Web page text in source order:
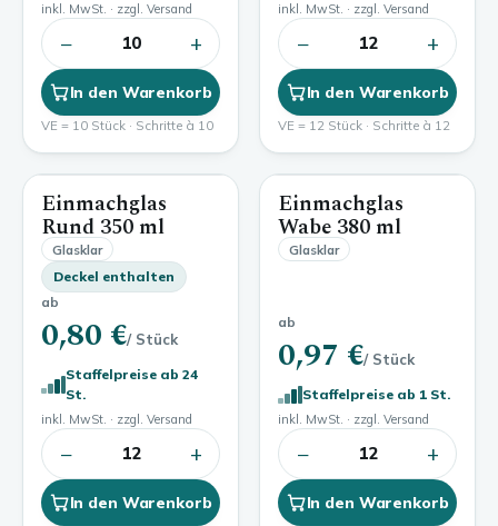
inkl. MwSt. · zzgl. Versand
− 10 +
In den Warenkorb
VE = 10 Stück · Schritte à 10
inkl. MwSt. · zzgl. Versand
− 12 +
In den Warenkorb
VE = 12 Stück · Schritte à 12
350 ml
Einmachglas
Rund 350 ml
Glasklar
Deckel enthalten
ab
0,80 €/ Stück
Staffelpreise ab 24
St.
inkl. MwSt. · zzgl. Versand
− 12 +
In den Warenkorb
380 ml
Einmachglas
Wabe 380 ml
Glasklar
ab
0,97 €/ Stück
Staffelpreise ab 1 St.
inkl. MwSt. · zzgl. Versand
− 12 +
In den Warenkorb